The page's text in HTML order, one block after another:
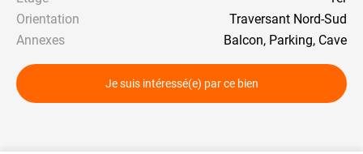
Orientation
Traversant Nord-Sud
Annexes
Balcon, Parking, Cave
Je suis intéressé(e) par ce bien